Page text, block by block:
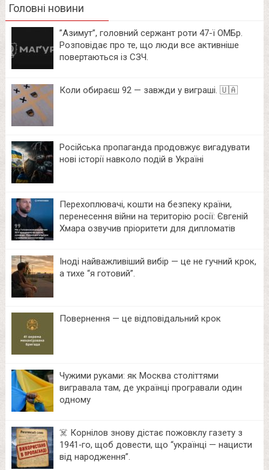
Головні новини
⁨”Азимут”, головний сержант роти 47-ї ОМБр.
Розповідає про те, що люди все активніше
повертаються із СЗЧ.
Коли обираєш 92 — завжди у виграші. 🇺🇦
Російська пропаганда продовжує вигадувати
нові історії навколо подій в Україні
Перехоплювачі, кошти на безпеку країни,
перенесення війни на територію росії: Євгеній
Хмара озвучив пріоритети для дипломатів
Іноді найважливіший вибір — це не гучний крок,
а тихе “я готовий”.
Повернення — це відповідальний крок
Чужими руками: як Москва століттями
вигравала там, де українці програвали один
одному
☠️ Корнілов знову дістає пожовклу газету з
1941‑го, щоб довести, що “українці — нацисти
від народження”.